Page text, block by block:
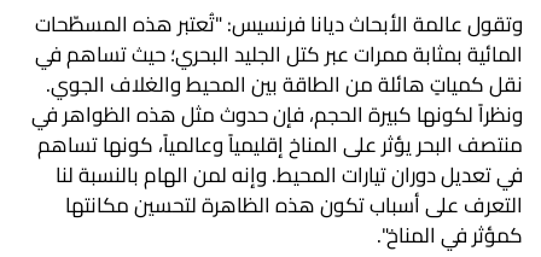
وتقول عالمة الأبحاث ديانا فرنسيس: "تُعتبر هذه المسطّحات
المائية بمثابة ممرات عبر كتل الجليد البحري؛ حيث تساهم في
نقل كمياتٍ هائلة من الطاقة بين المحيط والغلاف الجوي.
ونظراً لكونها كبيرة الحجم، فإن حدوث مثل هذه الظواهر في
منتصف البحر يؤثر على المناخ إقليمياً وعالمياً، كونها تساهم
في تعديل دوران تيارات المحيط. وإنه لمن الهام بالنسبة لنا
التعرف على أسباب تكون هذه الظاهرة لتحسين مكانتها
كمؤثر في المناخ".